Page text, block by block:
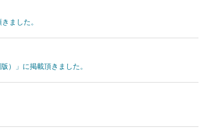
ました。
）」に掲載頂きました。